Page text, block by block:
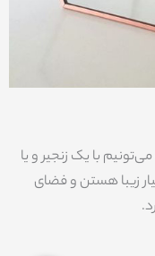
با یک زنجیر و یا
زیبا هستن و فضای